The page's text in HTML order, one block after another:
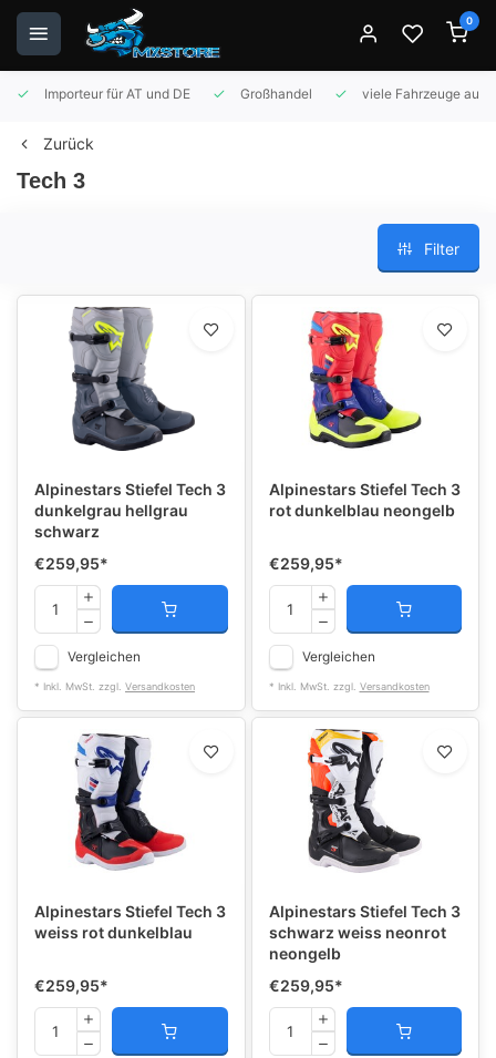
0
Importeur für AT und DE Großhandel viele Fahrzeuge auf
Zurück
Tech 3
Filter
Alpinestars Stiefel Tech 3
dunkelgrau hellgrau
schwarz
€259,95*
Vergleichen
* Inkl. MwSt. zzgl. Versandkosten
Alpinestars Stiefel Tech 3
rot dunkelblau neongelb
€259,95*
Vergleichen
* Inkl. MwSt. zzgl. Versandkosten
Alpinestars Stiefel Tech 3
weiss rot dunkelblau
€259,95*
Alpinestars Stiefel Tech 3
schwarz weiss neonrot
neongelb
€259,95*